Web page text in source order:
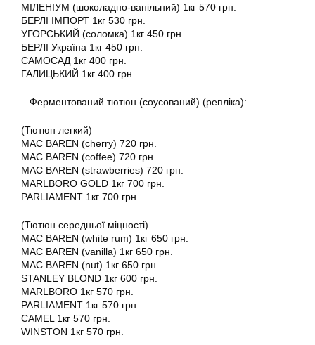
МІЛЕНІУМ (шоколадно-ванільний) 1кг 570 грн.
БЕРЛІ ІМПОРТ 1кг 530 грн.
УГОРСЬКИЙ (соломка) 1кг 450 грн.
БЕРЛІ Україна 1кг 450 грн.
САМОСАД 1кг 400 грн.
ГАЛИЦЬКИЙ 1кг 400 грн.
– Ферментований тютюн (соусований) (репліка):
(Тютюн легкий)
MAC BAREN (cherry) 720 грн.
MAC BAREN (coffee) 720 грн.
MAC BAREN (strawberries) 720 грн.
MARLBORO GOLD 1кг 700 грн.
PARLIAMENT 1кг 700 грн.
(Тютюн середньої міцності)
MAC BAREN (white rum) 1кг 650 грн.
MAC BAREN (vanilla) 1кг 650 грн.
MAC BAREN (nut) 1кг 650 грн.
STANLEY BLOND 1кг 600 грн.
MARLBORO 1кг 570 грн.
PARLIAMENT 1кг 570 грн.
CAMEL 1кг 570 грн.
WINSTON 1кг 570 грн.